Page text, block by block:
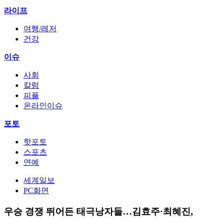
라이프
여행/레저
건강
이슈
사회
칼럼
피플
온라인이슈
포토
핫포토
스포츠
연예
세계일보
PC화면
우승 경쟁 뛰어든 태극낭자들…김효주·최혜진,